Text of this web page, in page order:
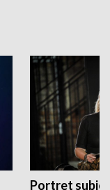
Portret